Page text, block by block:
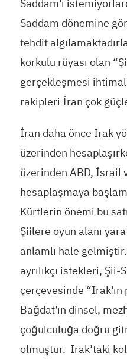
Saddam’ı
Saddam dönemine
tehdit
korkulu rüyası olan
gerçekleşmesi
rakipleri İran çok
İran daha önce Irak
üzerinden
üzerinden ABD, İsrail
hesaplaşmaya
Kürtlerin önemi bu
Şiilere oyun alanı
anlamlı hale
ayrılıkçı istekleri, Şii-
çerçevesinde
Bağdat’ın dinsel,
çoğulculuğa doğru
olmuştur. Irak’taki